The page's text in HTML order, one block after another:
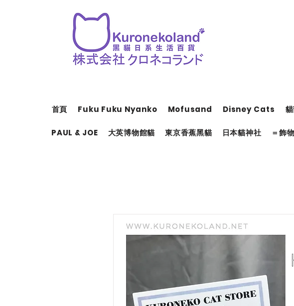
首頁 Fuku Fuku Nyanko Mofusand Disney Cats
PAUL & JOE 大英博物館貓 東京香蕉黑貓 日本貓神社 ＝飾